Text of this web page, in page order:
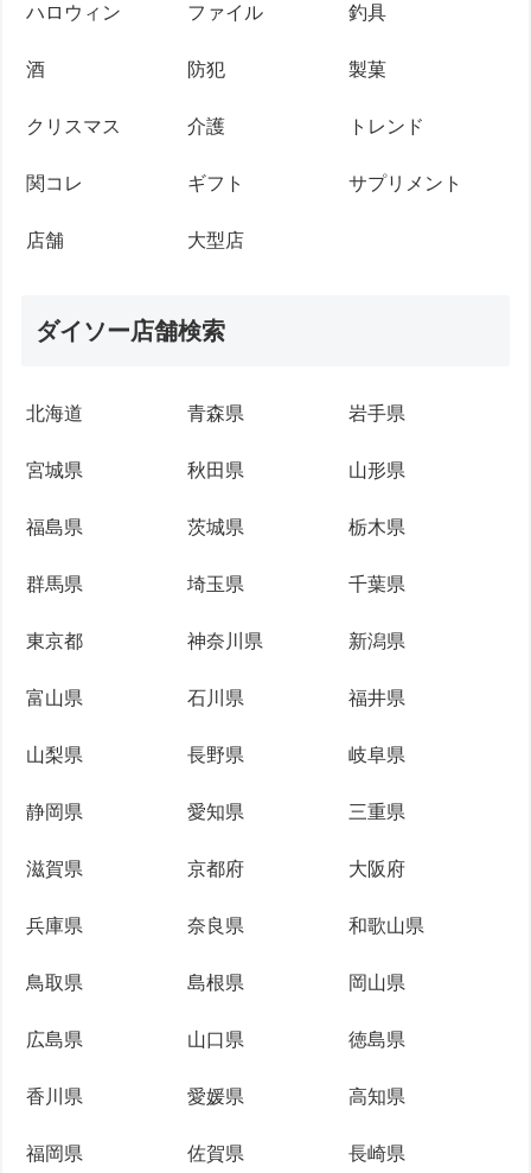
ハロウィン ファイル 釣具
酒 防犯 製菓
クリスマス 介護 トレンド
関コレ ギフト サプリメント
店舗 大型店
ダイソー店舗検索
北海道 青森県 岩手県
宮城県 秋田県 山形県
福島県 茨城県 栃木県
群馬県 埼玉県 千葉県
東京都 神奈川県 新潟県
富山県 石川県 福井県
山梨県 長野県 岐阜県
静岡県 愛知県 三重県
滋賀県 京都府 大阪府
兵庫県 奈良県 和歌山県
鳥取県 島根県 岡山県
広島県 山口県 徳島県
香川県 愛媛県 高知県
福岡県 佐賀県 長崎県